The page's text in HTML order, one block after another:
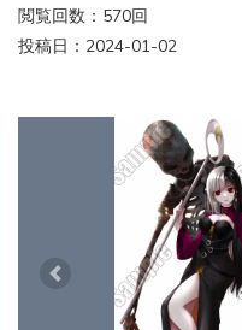
閲覧回数：570回
投稿日：2024-01-02
Previous